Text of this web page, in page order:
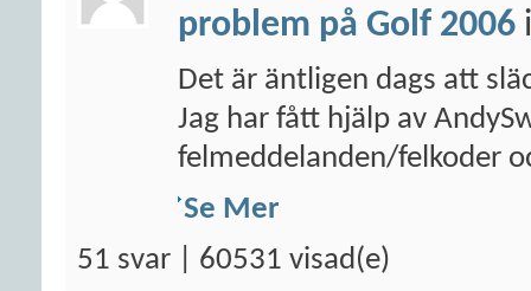
problem på Golf 2006
Det är äntligen dags att
Jag har fått hjälp av
felmeddelanden/felkoder
Se Mer
51 svar | 60531 visad(e)